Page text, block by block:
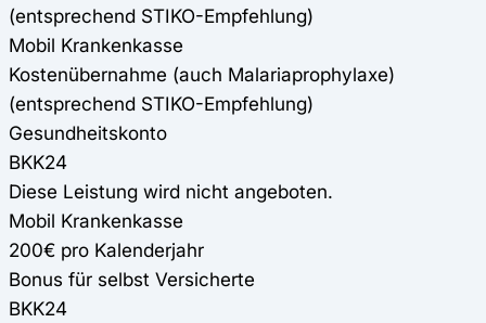
(entsprechend STIKO-Empfehlung)
Mobil Krankenkasse
Kostenübernahme (auch Malariaprophylaxe)
(entsprechend STIKO-Empfehlung)
Gesundheitskonto
BKK24
Diese Leistung wird nicht angeboten.
Mobil Krankenkasse
200€ pro Kalenderjahr
Bonus für selbst Versicherte
BKK24